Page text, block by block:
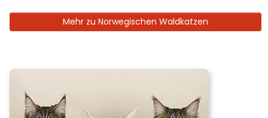
Mehr zu Norwegischen Waldkatzen